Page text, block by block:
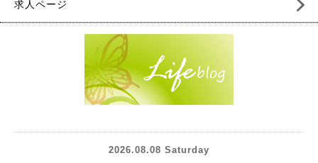
求人ページ
2026.08.08 Saturday